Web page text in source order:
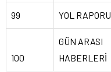
99 YOL RAPORU
100
GÜN ARASI
HABERLERİ